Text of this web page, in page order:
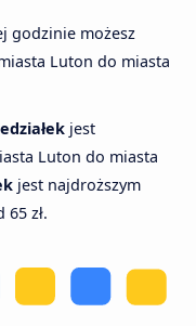
godzinie możesz
Luton do miasta
jest
Luton do miasta
jest najdroższym
zł.